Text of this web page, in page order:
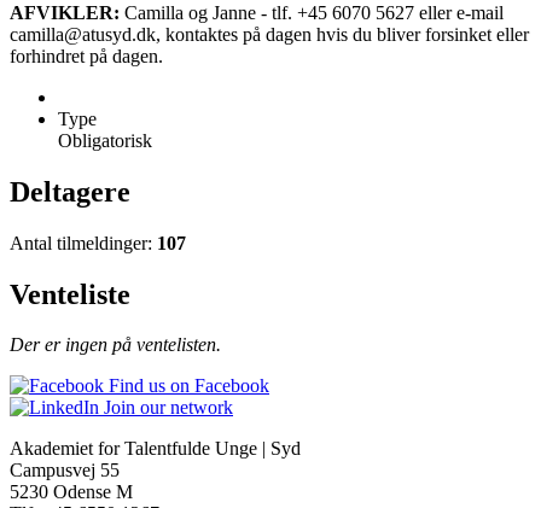
AFVIKLER: Camilla og Janne - tlf. +45 6070 5627 eller e-mail
camilla@atusyd.dk, kontaktes på dagen hvis du bliver forsinket eller
forhindret på dagen.
Type
Obligatorisk
Deltagere
Antal tilmeldinger: 107
Venteliste
Der er ingen på ventelisten.
Find us on Facebook
Join our network
Akademiet for Talentfulde Unge | Syd
Campusvej 55
5230 Odense M